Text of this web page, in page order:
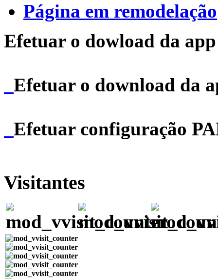
Página em remodelação
Efetuar o dowload da
Efetuar o download da
Efetuar configuração
Visitantes